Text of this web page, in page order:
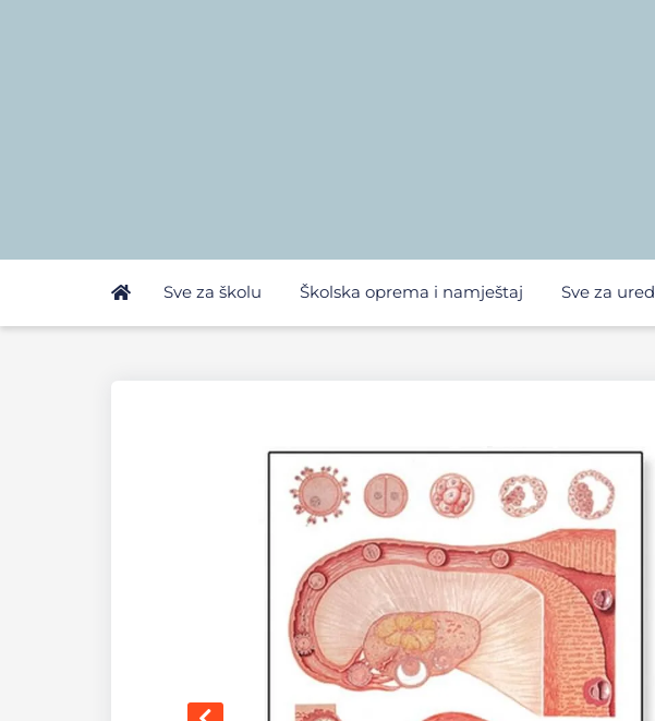
Sve za školu Školska oprema i namještaj Sve za ured